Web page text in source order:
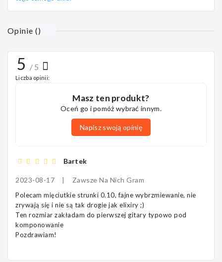
Opinie ()
5 / 5
Liczba opinii:
Masz ten produkt?
Oceń go i pomóż wybrać innym.
Napisz swoją opinię
Bartek
2023-08-17 | Zawsze Na Nich Gram
Polecam mięciutkie strunki 0.10, fajne wybrzmiewanie, nie
zrywają się i nie są tak drogie jak elixiry ;)
Ten rozmiar zakładam do pierwszej gitary typowo pod
komponowanie
Pozdrawiam!